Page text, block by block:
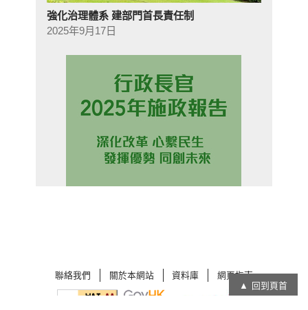
強化治理體系 建部門首長責任制
2025年9月17日
聯絡我們 關於本網站 資料庫
網頁指南
回到頁首